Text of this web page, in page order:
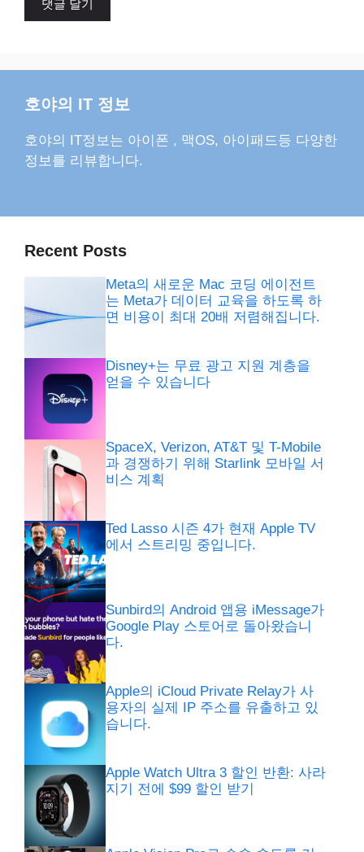
호야의 IT 정보
호야의 IT정보는 아이폰 , 맥OS, 아이패드등 다양한
정보를 리뷰합니다.
Recent Posts
Meta의 새로운 Mac 코딩 에이전트
는 Meta가 데이터 교육을 하도록 하
면 비용이 최대 20배 저렴해집니다.
Disney+는 무료 광고 지원 계층을
얻을 수 있습니다
SpaceX, Verizon, AT&T 및 T-Mobile
과 경쟁하기 위해 Starlink 모바일 서
비스 계획
Ted Lasso 시즌 4가 현재 Apple TV
에서 스트리밍 중입니다.
Sunbird의 Android 앱용 iMessage가
Google Play 스토어로 돌아왔습니
다.
Apple의 iCloud Private Relay가 사
용자의 실제 IP 주소를 유출하고 있
습니다.
Apple Watch Ultra 3 할인 반환: 사라
지기 전에 $99 할인 받기